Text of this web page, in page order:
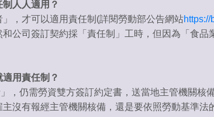
人人適用？
，才可以適用責任制(詳閱勞動部公告網站
公司簽訂契約採「責任制」工時，但因為「食
用責任制？
仍需勞資雙方簽訂約定書，送當地主管機關核
沒有報經主管機關核備，還是要依照勞動基準法